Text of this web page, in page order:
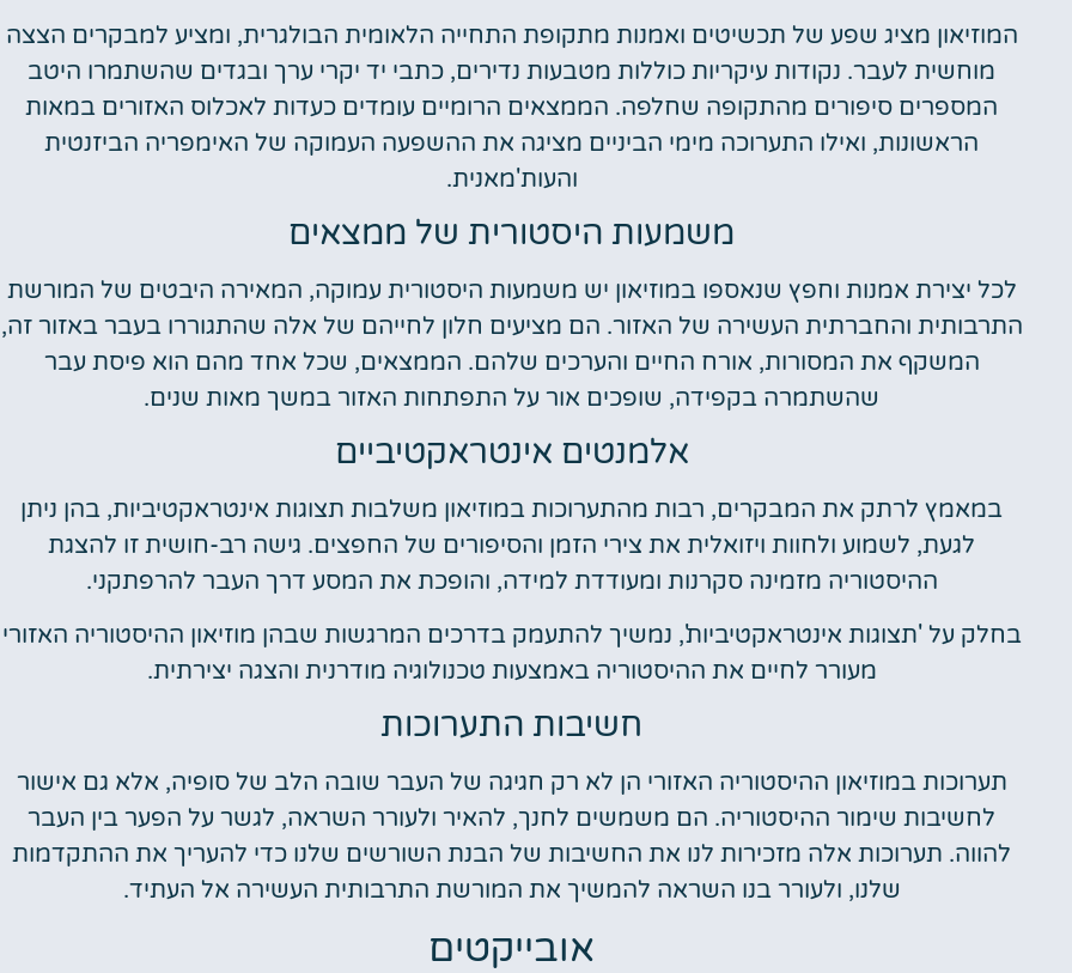
המוזיאון מציג שפע של תכשיטים ואמנות מתקופת התחייה הלאומית הבולגרית, ומציע למבקרים הצצה
מוחשית לעבר. נקודות עיקריות כוללות מטבעות נדירים, כתבי יד יקרי ערך ובגדים שהשתמרו היטב
המספרים סיפורים מהתקופה שחלפה. הממצאים הרומיים עומדים כעדות לאכלוס האזורים במאות
הראשונות, ואילו התערוכה מימי הביניים מציגה את ההשפעה העמוקה של האימפריה הביזנטית
והעות'מאנית.
משמעות היסטורית של ממצאים
לכל יצירת אמנות וחפץ שנאספו במוזיאון יש משמעות היסטורית עמוקה, המאירה היבטים של המורשת
התרבותית והחברתית העשירה של האזור. הם מציעים חלון לחייהם של אלה שהתגוררו בעבר באזור זה,
המשקף את המסורות, אורח החיים והערכים שלהם. הממצאים, שכל אחד מהם הוא פיסת עבר
שהשתמרה בקפידה, שופכים אור על התפתחות האזור במשך מאות שנים.
אלמנטים אינטראקטיביים
במאמץ לרתק את המבקרים, רבות מהתערוכות במוזיאון משלבות תצוגות אינטראקטיביות, בהן ניתן
לגעת, לשמוע ולחוות ויזואלית את צירי הזמן והסיפורים של החפצים. גישה רב-חושית זו להצגת
ההיסטוריה מזמינה סקרנות ומעודדת למידה, והופכת את המסע דרך העבר להרפתקני.
בחלק על 'תצוגות אינטראקטיביות', נמשיך להתעמק בדרכים המרגשות שבהן מוזיאון ההיסטוריה האזורי
מעורר לחיים את ההיסטוריה באמצעות טכנולוגיה מודרנית והצגה יצירתית.
חשיבות התערוכות
תערוכות במוזיאון ההיסטוריה האזורי הן לא רק חגיגה של העבר שובה הלב של סופיה, אלא גם אישור
לחשיבות שימור ההיסטוריה. הם משמשים לחנך, להאיר ולעורר השראה, לגשר על הפער בין העבר
להווה. תערוכות אלה מזכירות לנו את החשיבות של הבנת השורשים שלנו כדי להעריך את ההתקדמות
שלנו, ולעורר בנו השראה להמשיך את המורשת התרבותית העשירה אל העתיד.
אובייקטים